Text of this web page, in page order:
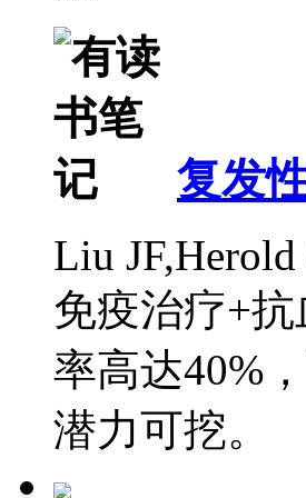
复发
Liu
免疫治疗+
率高达40%
潜力可挖。